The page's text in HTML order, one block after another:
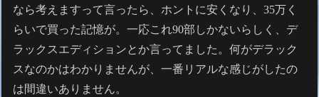
なら考えますって言ったら、ホントに安くなり、35万く
らいで買った記憶が。一応これ90部しかないらしく、デ
ラックスエディションとか言ってました。何がデラック
スなのかはわかりませんが、一番リアルな感じがしたの
は間違いありません。